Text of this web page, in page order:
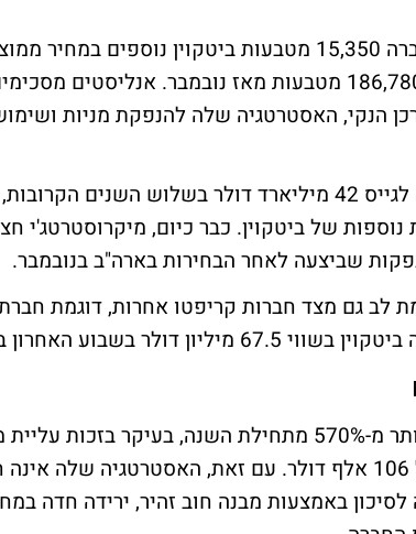
למטבע, וזאת לאחר שרכשה 186,780 מטבעות מאז נובמבר.
הנקי, האסטרטגיה שלה להנפקת מניות
החברה אף הצהירה על כוונתה לגייס 42 מיליארד דולר
של ביטקוין. כבר כיום, מיקרוסטרטג'י
מניית מיקרוסטרטג'י זינקה ביותר מ-570% מתחילת השנה,
השבוע על שיא חדש של מעל 106 אלף דולר. עם זאת, האסטרטגיה
באמצעות מבנה חוב זהיר, ירידה חדה